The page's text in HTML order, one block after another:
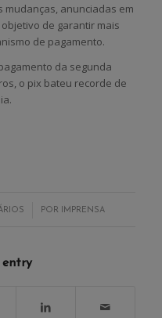
mudanças, anunciadas em
de garantir mais
de pagamento.
da segunda
o pix bateu recorde de
POR IMPRENSA
entry